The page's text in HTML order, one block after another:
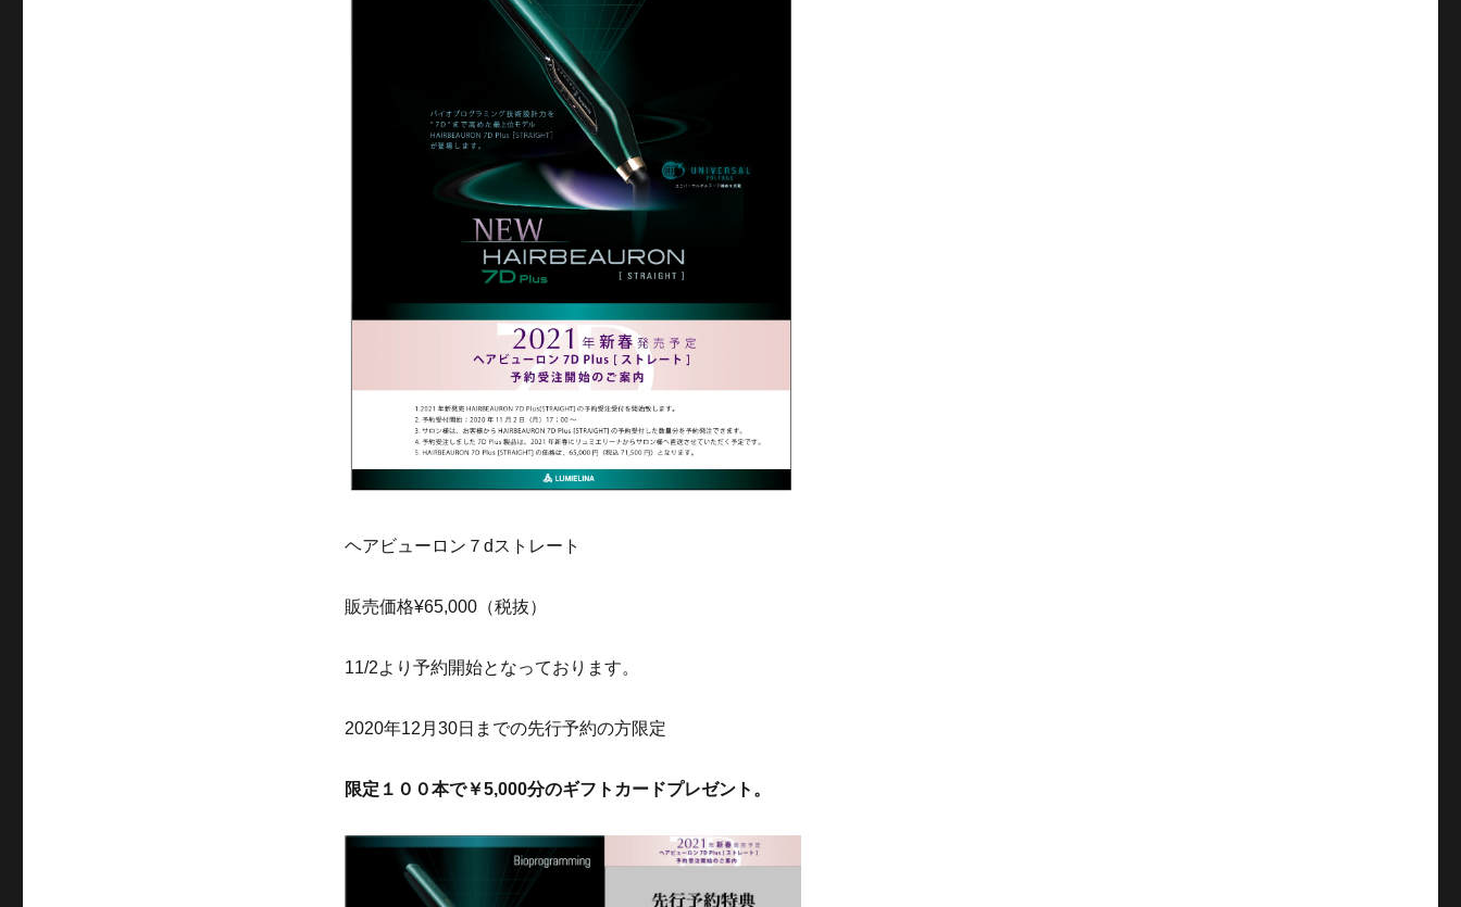
ヘアビューロン７dストレート
販売価格¥65,000（税抜）
11/2より予約開始となっております。
2020年12月30日までの先行予約の方限定
限定１００本で￥5,000分のギフトカードプレゼント。